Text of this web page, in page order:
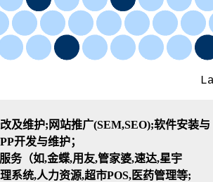
及维护;网站推广(SEM,SEO);软件安装与
开发与维护；
务（如,金蝶,用友,管家婆,速达,星宇
系统,人力资源,超市POS,医药管理等;